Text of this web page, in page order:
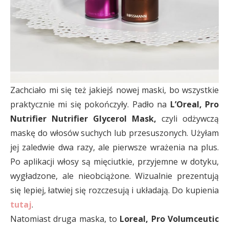
Zachciało mi się też jakiejś nowej maski, bo wszystkie
praktycznie mi się pokończyły. Padło na L’Oreal, Pro
Nutrifier Nutrifier Glycerol Mask, czyli odżywczą
maskę do włosów suchych lub przesuszonych. Użyłam
jej zaledwie dwa razy, ale pierwsze wrażenia na plus.
Po aplikacji włosy są mięciutkie, przyjemne w dotyku,
wygładzone, ale nieobciążone. Wizualnie prezentują
się lepiej, łatwiej się rozczesują i układają. Do kupienia
tutaj.
Natomiast druga maska, to Loreal, Pro Volumceutic